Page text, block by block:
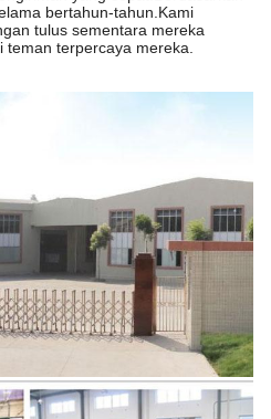
bertahun-tahun.Kami
tulus sementara mereka
terpercaya mereka.